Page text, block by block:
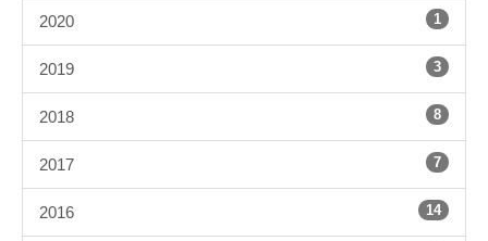
2020 1
2019 3
2018 8
2017 7
2016 14